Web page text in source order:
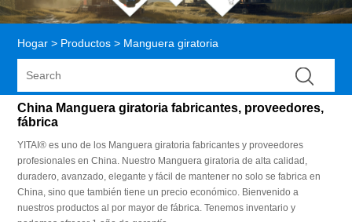
Hogar > Productos > Manguera giratoria
China Manguera giratoria fabricantes, proveedores,
fábrica
YITAI® es uno de los Manguera giratoria fabricantes y proveedores
profesionales en China. Nuestro Manguera giratoria de alta calidad,
duradero, avanzado, elegante y fácil de mantener no solo se fabrica en
China, sino que también tiene un precio económico. Bienvenido a
nuestros productos al por mayor de fábrica. Tenemos inventario y